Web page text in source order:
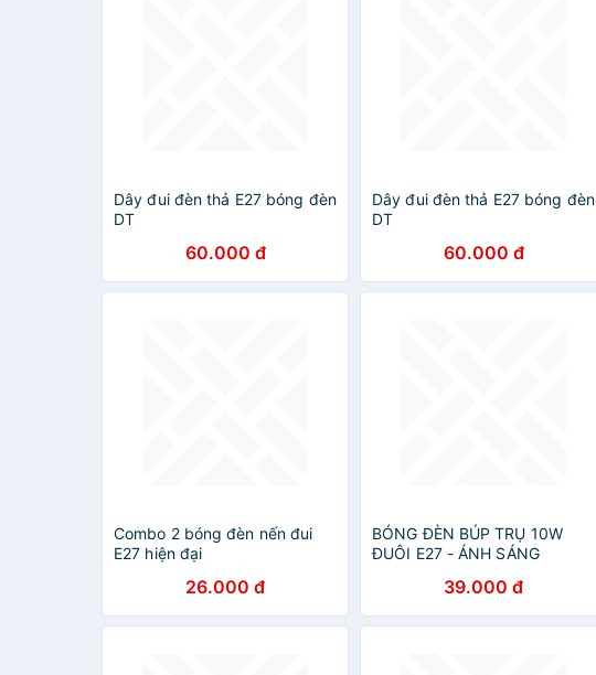
Dây đui đèn thả E27 bóng đèn
DT
60.000 đ
Dây đui đèn thả E27 bóng đèn
DT
60.000 đ
Combo 2 bóng đèn nến đui
E27 hiện đại
26.000 đ
BÓNG ĐÈN BÚP TRỤ 10W
ĐUÔI E27 - ÁNH SÁNG
39.000 đ